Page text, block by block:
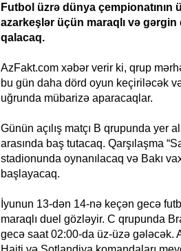
Futbol üzrə dünya
azarkeşlər üçün maraqlı və gərgin
qalacaq.
AzFakt.com xəbər verir ki, qrup
bu gün daha dörd oyun keçiriləcək
uğrunda mübarizə aparacaqlar.
Günün açılış matçı B qrupunda yer
arasında baş tutacaq. Qarşılaşma
stadionunda oynanılacaq və Bakı
başlayacaq.
İyunun 13-dən 14-nə keçən gecə
maraqlı duel gözləyir. C qrupunda
gecə saat 02:00-da üz-üzə gələcək.